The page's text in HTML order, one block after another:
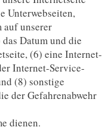
Unterwebseiten,
auf unserer
Datum und die
(6) eine Internet-
Internet-Service-
(8) sonstige
der Gefahrenabwehr
dienen.